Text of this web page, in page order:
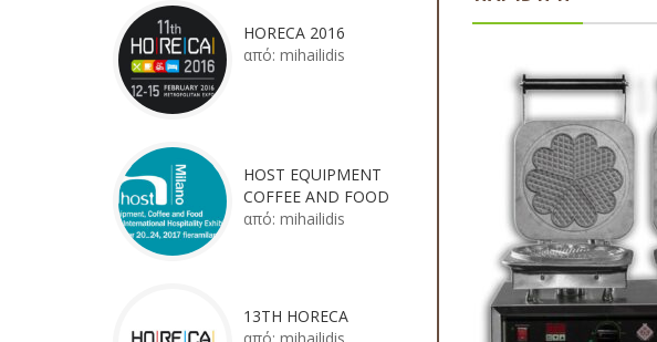
HORECA 2016
από: mihailidis
HOST EQUIPMENT
COFFEE AND FOOD
από: mihailidis
13TH HORECA